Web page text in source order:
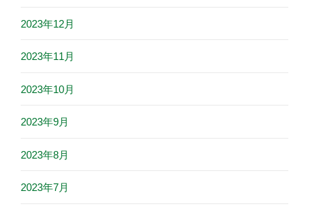
2023年12月
2023年11月
2023年10月
2023年9月
2023年8月
2023年7月